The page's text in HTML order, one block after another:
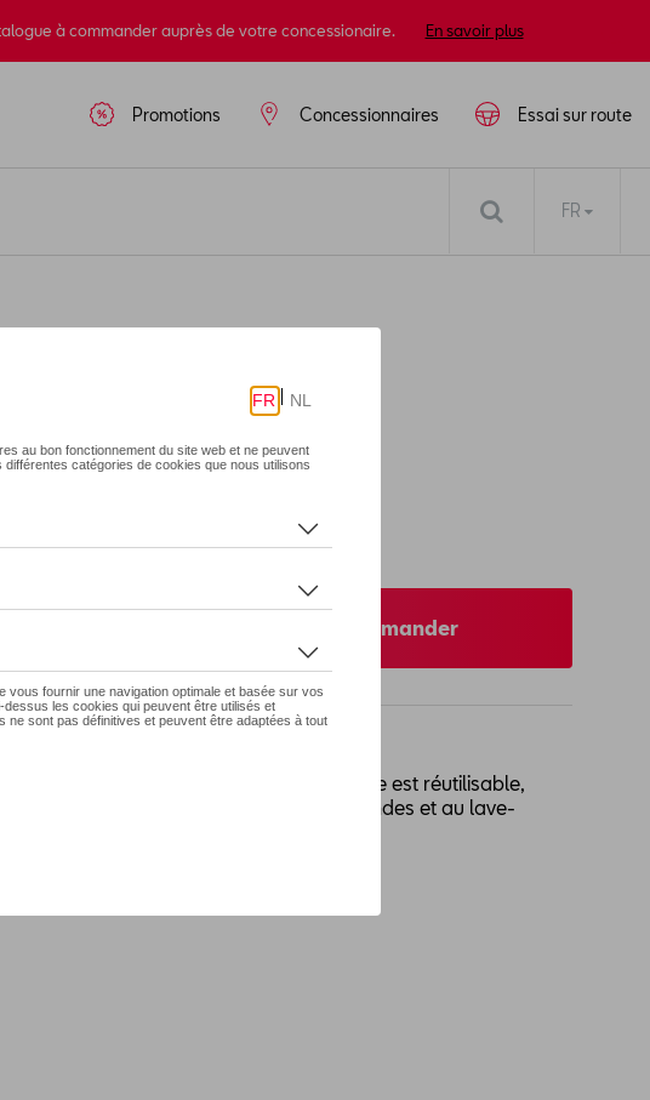
à commander auprès de votre concessionaire. En savoir plus
Essai sur route
Concessionnaires
Promotions
FR
votre concessionnaire pour commander
et isolant : le gobelet thermique en liège est réutilisable,
à 120 degrés et adapté au micro-ondes et au lave-
: 400 ml.